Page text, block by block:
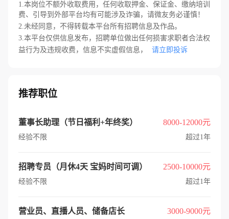
1.本岗位不额外收取费用，任何收取押金、保证金、缴纳培训
费、引导到外部平台均有可能涉及诈骗，请微友务必谨慎！
2.未经同意，不得转载本平台所有招聘信息及作品。
3.本平台仅供信息发布，招聘单位做出任何损害求职者合法权
益行为及违规收费，信息不实虚假信息，
请立即投诉
推荐职位
董事长助理（节日福利+年终奖） 8000-12000元
经验不限 超过1年
招聘专员（月休4天 宝妈时间可调） 2500-10000元
经验不限 超过1年
营业员、直播人员、储备店长 3000-9000元